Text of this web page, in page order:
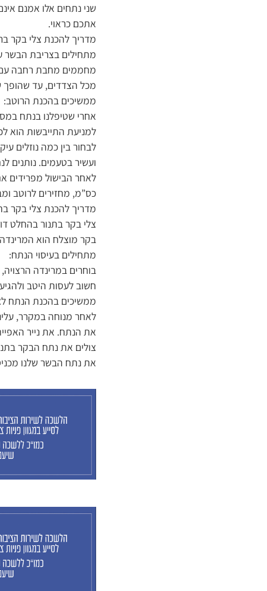
שני נתחים אלו אמנם
אתכם כראוי.
מדריך להכנת צלי בקר
מתחילים בצריבת
מכל הצדדים, עד שהופך
ממשיכים בהכנת הרוטב:
אחרי שטיפלנו בנתח
לבחור בין כמה נוזלים
ועשיר בטעמים. נותנים
לאחר הבישול מפרידים
כס”מ, מחזירים לרוטב
מדריך להכנת צלי בקר
צלי בקר בתנור בהחלט
בקר מוצלח הוא
מתחילים בעיסוי הנתח:
בוחרים במרינדה
חשוב לעסות היטב ולהגיע עם
ממשיכים בהכנת הנתח
לאחר מנוחה במקרר,
את הנתח. את נייר
צולים את נתח הבקר
את נתח הבשר שלנו מכניסים לתנור